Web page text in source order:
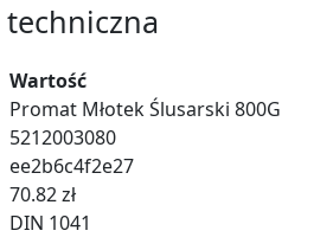
techniczna
Wartość
Promat Młotek Ślusarski 800G
5212003080
ee2b6c4f2e27
70.82 zł
DIN 1041